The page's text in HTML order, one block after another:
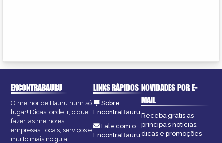
ENCONTRABAURU
O melhor de Bauru num só
lugar! Dicas, onde ir, o que
fazer, as melhores
empresas, locais, serviços e
muito mais no guia
LINKS RÁPIDOS
Sobre
EncontraBauru
Fale com o
EncontraBauru
NOVIDADES POR E-
MAIL
Receba grátis as
principais notícias,
dicas e promoções